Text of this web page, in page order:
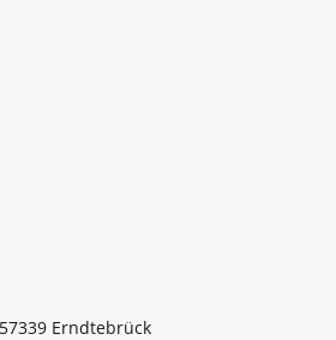
Erndtebrück